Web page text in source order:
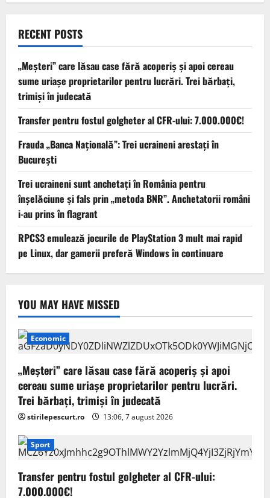
RECENT POSTS
„Meșteri” care lăsau case fără acoperiș și apoi cereau
sume uriașe proprietarilor pentru lucrări. Trei bărbați,
trimiși în judecată
Transfer pentru fostul golgheter al CFR-ului: 7.000.000€!
Frauda „Banca Națională”: Trei ucraineni arestați în
București
Trei ucraineni sunt anchetaţi în România pentru
înşelăciune și fals prin „metoda BNR”. Anchetatorii români
i-au prins în flagrant
RPCS3 emulează jocurile de PlayStation 3 mult mai rapid
pe Linux, dar gamerii preferă Windows în continuare
YOU MAY HAVE MISSED
Economic
„Meșteri” care lăsau case fără acoperiș și apoi
cereau sume uriașe proprietarilor pentru lucrări.
Trei bărbați, trimiși în judecată
stirilepescurt.ro 13:06, 7 august 2026
Sport
Transfer pentru fostul golgheter al CFR-ului:
7.000.000€!